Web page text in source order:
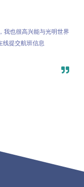
我也很高兴能与光明世界
线提交航班信息